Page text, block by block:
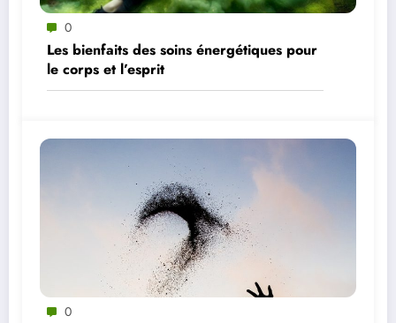
0
Les bienfaits des soins énergétiques pour
le corps et l’esprit
0